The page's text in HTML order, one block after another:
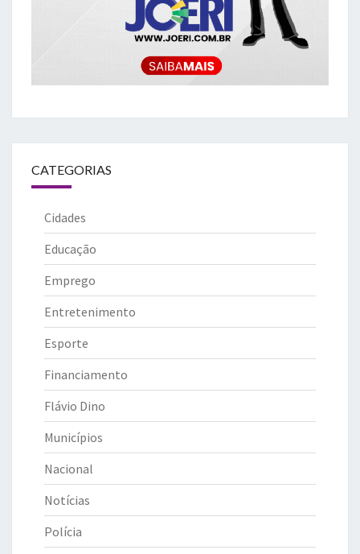
CATEGORIAS
Cidades
Educação
Emprego
Entretenimento
Esporte
Financiamento
Flávio Dino
Municípios
Nacional
Notícias
Polícia